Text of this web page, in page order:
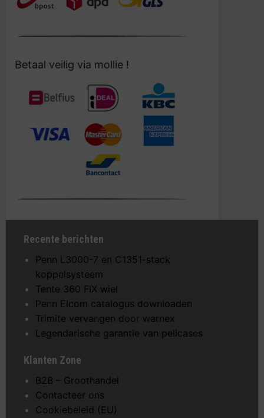
Betaal veilig via mollie !
Recente berichten
Penn L3000-7 en C1351-stack
koppelsysteem
Tente 360 FIX wiel
Penn Elcom catalogus downloaden
Trimite vervangen door warnex
Legendarische garantie van pelicases
Klanten Zone
B2B – Groothandel
Contacteer ons
Cookiebeleid (EU)